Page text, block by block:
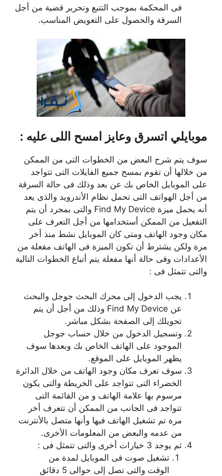
فى المحكمة بموجب التتبع وتحرير قضية من أجل
السرقة والحصول على التعويض المناسب.
موبايلي اتسرق وعايز امسح اللى عليه :
سوف يتم شرح البعض من الخطوات التى من الممكن
من خلالها أن تقوم بمسح جميع الفايلات التى تتواجد
على الموبايل الخاص بك عن بعد وذلك فى حالة السرقة
من أجل الهواتف التى تحمل نظام الأندرويد والذى يعد
أنه يحمل ميزة Find My Device والتى بمجرد أن يتم
التفعيل من الممكن أستخدامها من أجل التعرف على
مكان وجود الهاتف ومتى كان الموبايل نشط منذ أخر
مرة ولكن يشترط أن تكون الميزة فى الهاتف مفعلة من
الأعدادات وفى حالة أنها مفعلة يتم أتباع الخطوات التالية
والتى تتمثل فى :
يجب الدخول إلى محرك البحث جوجل والبحث
عن Find My Device وذلك من أجل أن يتم
تحويلك إلى الصفحة بشكل مباشر.
وتسجيل الدخول من خلال حساب جوجل
الموجود على الهاتف الخاص بك وبعدها سوف
يظهر الموبايل على الموقع.
سوف تعرف مكان وجود الهاتف من خلال الدائرة
الخضراء التى تتواجد على الخريطة والتى يكون
مرسوم بها علامة الهاتف و من القائمة التى
تتواجد فى الجانب من الممكن أن تتعرف أخر
مرة تم تشغيل الهاتف فيها وأنها متصل بالأنترنت
من عدمه والبعض من المعلومات الأخرى.
ثم يوجد 3 خيارات أخرى والتى تتمثل فى :
تشغيل صوت فى الموبايل لمدة من
الوقت والتى تصل إلى حوالى 5 دقائق